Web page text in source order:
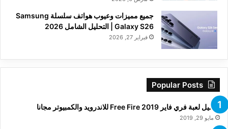
جميع مميزات وعيوب هواتف سلسلة Samsung
Galaxy S26 | التحليل الشامل 2026
فبراير 27, 2026
Popular Posts
تحميل لعبة فري فاير Free Fire 2019 للاندرويد والكمبيوتر مجانا
مايو 29, 2019